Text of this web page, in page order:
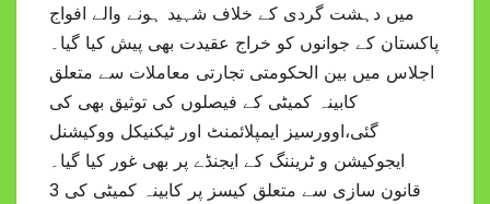
میں دہشت گردی کے خلاف شہید ہونے والے افواج
پاکستان کے جوانوں کو خراج عقیدت بھی پیش کیا گیا۔
اجلاس میں بین الحکومتی تجارتی معاملات سے متعلق
کابینہ کمیٹی کے فیصلوں کی توثیق بھی کی
گئی،اوورسیز ایمپلائمنٹ اور ٹیکنیکل ووکیشنل
ایجوکیشن و ٹریننگ کے ایجنڈے پر بھی غور کیا گیا۔
قانون سازی سے متعلق کیسز پر کابینہ کمیٹی کی 3